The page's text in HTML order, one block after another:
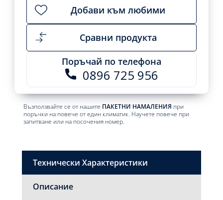
Добави към любими
Сравни продукта
Поръчай по телефона
0896 725 956
Възползвайте се от нашите ПАКЕТНИ НАМАЛЕНИЯ при
поръчки на повече от един климатик. Научете повече при
запитване или на посочения номер.
Технически Характеристики
Описание